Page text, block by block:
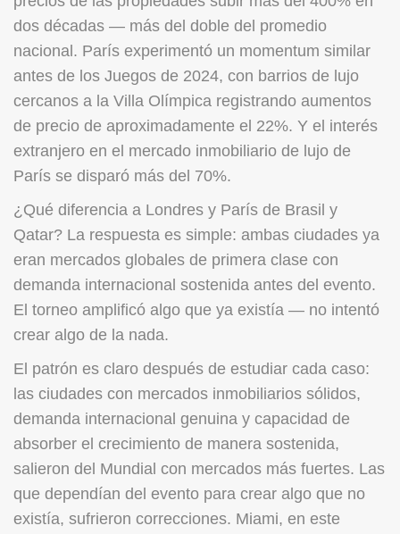
dos décadas — más del doble del promedio
nacional. París experimentó un momentum similar
antes de los Juegos de 2024, con barrios de lujo
cercanos a la Villa Olímpica registrando aumentos
de precio de aproximadamente el 22%. Y el interés
extranjero en el mercado inmobiliario de lujo de
París se disparó más del 70%.
¿Qué diferencia a Londres y París de Brasil y
Qatar? La respuesta es simple: ambas ciudades ya
eran mercados globales de primera clase con
demanda internacional sostenida antes del evento.
El torneo amplificó algo que ya existía — no intentó
crear algo de la nada.
El patrón es claro después de estudiar cada caso:
las ciudades con mercados inmobiliarios sólidos,
demanda internacional genuina y capacidad de
absorber el crecimiento de manera sostenida,
salieron del Mundial con mercados más fuertes. Las
que dependían del evento para crear algo que no
existía, sufrieron correcciones. Miami, en este